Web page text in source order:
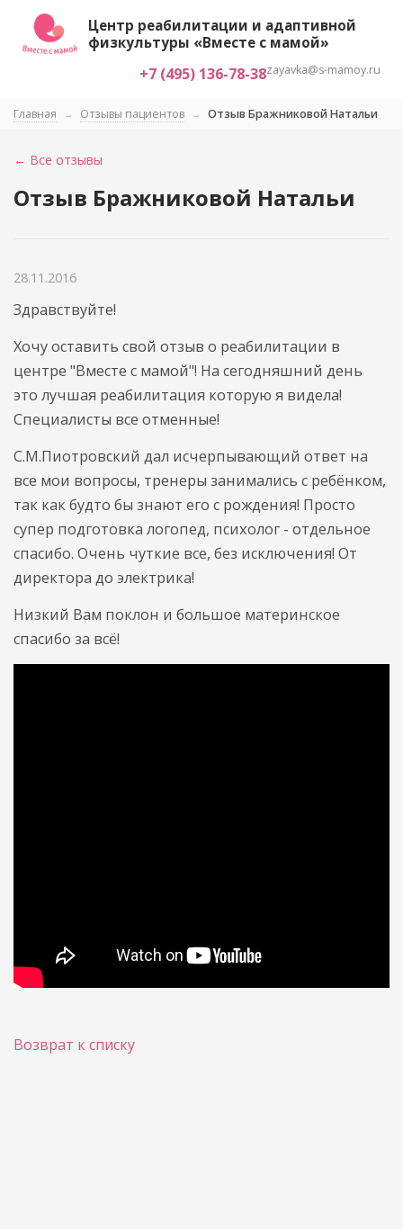
Центр реабилитации и адаптивной
физкультуры «Вместе с мамой»
+7 (495) 136-78-38zayavka@s-mamoy.ru
Главная → Отзывы пациентов → Отзыв Бражниковой Натальи
← Все отзывы
Отзыв Бражниковой Натальи
28.11.2016
Здравствуйте!
Хочу оставить свой отзыв о реабилитации в
центре "Вместе с мамой"! На сегодняшний день
это лучшая реабилитация которую я видела!
Специалисты все отменные!
С.М.Пиотровский дал исчерпывающий ответ на
все мои вопросы, тренеры занимались с ребёнком,
так как будто бы знают его с рождения! Просто
супер подготовка логопед, психолог - отдельное
спасибо. Очень чуткие все, без исключения! От
директора до электрика!
Низкий Вам поклон и большое материнское
спасибо за всё!
Возврат к списку